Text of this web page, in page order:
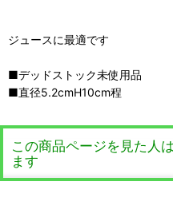
ジュースに最適です
■デッドストック未使用品
■直径5.2cmH10cm程
この商品ページを見た人
ます